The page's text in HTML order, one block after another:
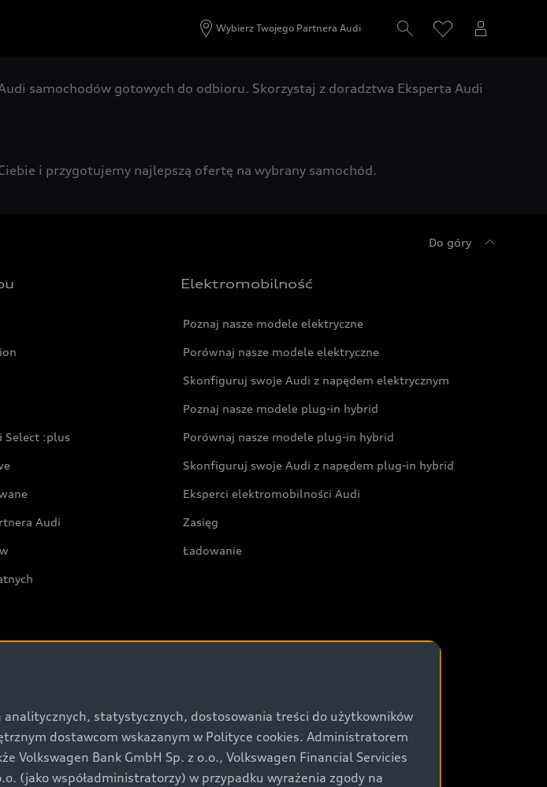
Wybierz Twojego Partnera Audi
samochodów gotowych do odbioru. Skorzystaj z doradztwa Eksperta Audi
i przygotujemy najlepszą ofertę na wybrany samochód.
Do góry
Select :plus
Audi
Elektromobilność
Poznaj nasze modele elektryczne
Porównaj nasze modele elektryczne
Skonfiguruj swoje Audi z napędem elektrycznym
Poznaj nasze modele plug-in hybrid
Porównaj nasze modele plug-in hybrid
Skonfiguruj swoje Audi z napędem plug-in hybrid
Eksperci elektromobilności Audi
Zasięg
Ładowanie
statystycznych, dostosowania treści do użytkowników
dostawcom wskazanym w Polityce cookies. Administratorem
Volkswagen Bank GmbH Sp. z o.o., Volkswagen Financial Servicies
(jako współadministratorzy) w przypadku wyrażenia zgody na